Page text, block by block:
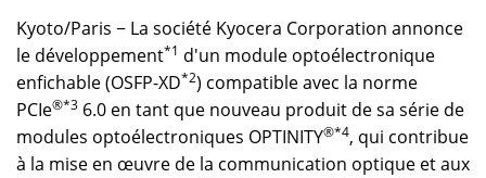
Kyoto/Paris − La société Kyocera Corporation annonce
le développement*1 d'un module optoélectronique
enfichable (OSFP-XD*2) compatible avec la norme
PCIe®*3 6.0 en tant que nouveau produit de sa série de
modules optoélectroniques OPTINITY®*4, qui contribue
à la mise en œuvre de la communication optique et aux